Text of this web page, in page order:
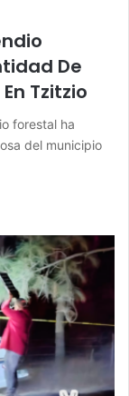
De
Tzitzio
forestal ha
del municipio